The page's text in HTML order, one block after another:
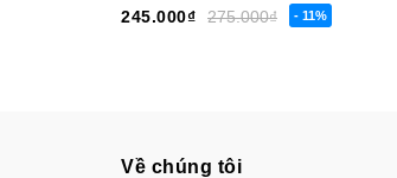
245.000₫
275.000₫ - 11%
Về chúng tôi